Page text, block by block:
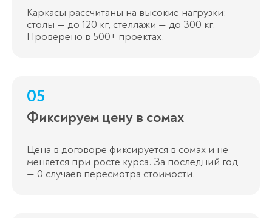
Каркасы рассчитаны на высокие нагрузки:
столы — до 120 кг, стеллажи — до 300 кг.
Проверено в 500+ проектах.
05
Фиксируем цену в сомах
Цена в договоре фиксируется в сомах и не
меняется при росте курса. За последний год
— 0 случаев пересмотра стоимости.